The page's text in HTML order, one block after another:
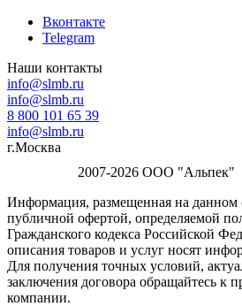
Вконтакте
Telegram
Наши контакты
info@slmb.ru
info@slmb.ru
8 800 101 65 39
info@slmb.ru
г.Москва
2007-2026 ООО "Альпек"
Информация, размещенная на данном
публичной офертой, определяемой
Гражданского кодекса Российской
описания товаров и услуг носят
Для получения точных условий,
заключения договора обращайтесь к
компании.